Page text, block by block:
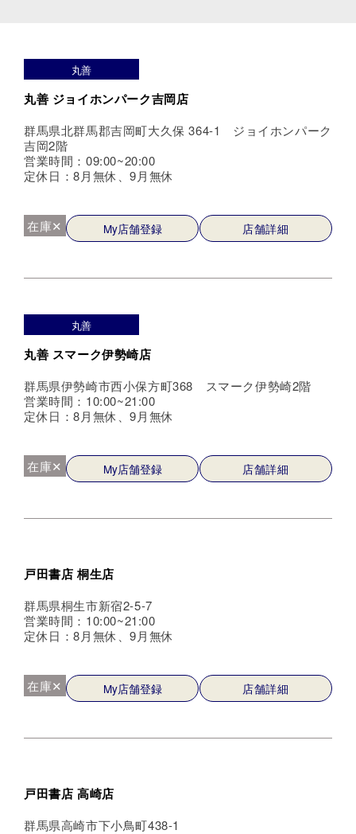
丸善
丸善 ジョイホンパーク吉岡店
群馬県北群馬郡吉岡町大久保 364-1 ジョイホンパーク
吉岡2階
営業時間：09:00~20:00
定休日：8月無休、9月無休
在庫✕ My店舗登録 店舗詳細
丸善
丸善 スマーク伊勢崎店
群馬県伊勢崎市西小保方町368 スマーク伊勢崎2階
営業時間：10:00~21:00
定休日：8月無休、9月無休
在庫✕ My店舗登録 店舗詳細
戸田書店 桐生店
群馬県桐生市新宿2-5-7
営業時間：10:00~21:00
定休日：8月無休、9月無休
在庫✕ My店舗登録 店舗詳細
戸田書店 高崎店
群馬県高崎市下小鳥町438-1